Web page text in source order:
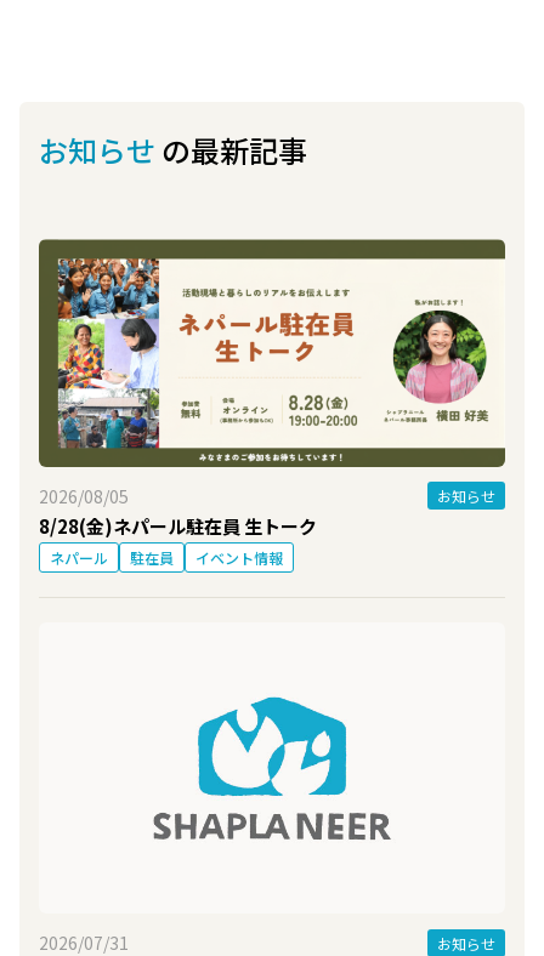
お知らせ の最新記事
2026/08/05 お知らせ
8/28(金)ネパール駐在員 生トーク
ネパール 駐在員 イベント情報
2026/07/31 お知らせ